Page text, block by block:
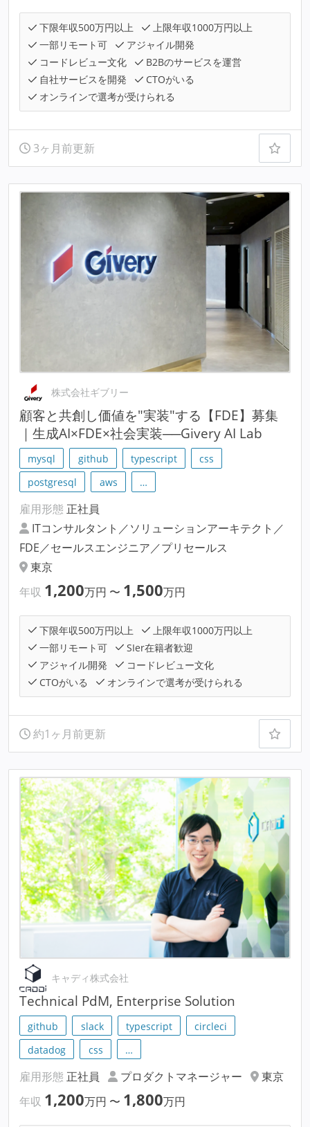
下限年収500万円以上
上限年収1000万円以上
一部リモート可
アジャイル開発
コードレビュー文化
B2Bのサービスを運営
自社サービスを開発
CTOがいる
オンラインで選考が受けられる
3ヶ月前更新
株式会社ギブリー
顧客と共創し価値を"実装"する【FDE】募集
｜生成AI×FDE×社会実装──Givery AI Lab
mysql github typescript
css
postgresql
aws …
雇用形態 正社員
ITコンサルタント／ソリューションアーキテクト／
FDE／セールスエンジニア／プリセールス
東京
年収 1,200万円 〜 1,500万円
下限年収500万円以上
上限年収1000万円以上
一部リモート可
SIer在籍者歓迎
アジャイル開発
コードレビュー文化
CTOがいる
オンラインで選考が受けられる
約1ヶ月前更新
キャディ株式会社
Technical PdM, Enterprise Solution
github slack typescript
circleci
datadog
css …
雇用形態 正社員 プロダクトマネージャー
東京
年収 1,200万円 〜 1,800万円